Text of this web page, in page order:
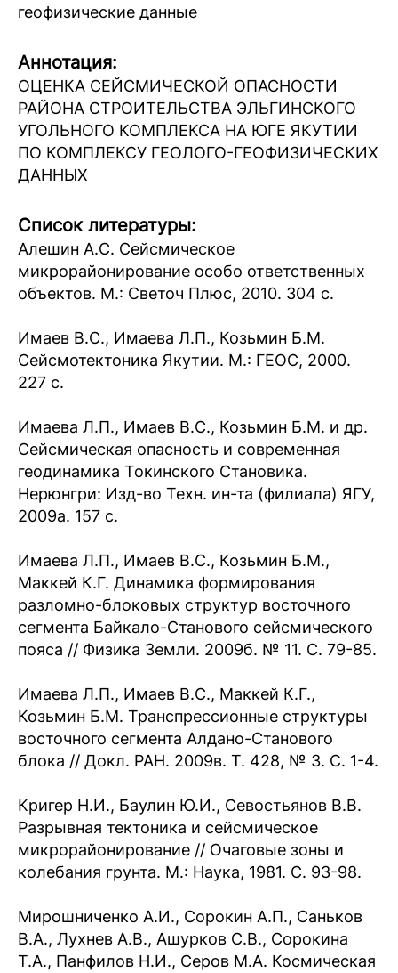
геофизические данные
Аннотация:
ОЦЕНКА СЕЙСМИЧЕСКОЙ ОПАСНОСТИ
РАЙОНА СТРОИТЕЛЬСТВА ЭЛЬГИНСКОГО
УГОЛЬНОГО КОМПЛЕКСА НА ЮГЕ ЯКУТИИ
ПО КОМПЛЕКСУ ГЕОЛОГО-ГЕОФИЗИЧЕСКИХ
ДАННЫХ
Список литературы:
Алешин А.С. Сейсмическое
микрорайонирование особо ответственных
объектов. М.: Светоч Плюс, 2010. 304 с.
Имаев В.С., Имаева Л.П., Козьмин Б.М.
Сейсмотектоника Якутии. М.: ГЕОС, 2000.
227 с.
Имаева Л.П., Имаев В.С., Козьмин Б.М. и др.
Сейсмическая опасность и современная
геодинамика Токинского Становика.
Нерюнгри: Изд-во Техн. ин-та (филиала) ЯГУ,
2009а. 157 с.
Имаева Л.П., Имаев В.С., Козьмин Б.М.,
Маккей К.Г. Динамика формирования
разломно-блоковых структур восточного
сегмента Байкало-Станового сейсмического
пояса // Физика Земли. 2009б. № 11. С. 79-85.
Имаева Л.П., Имаев В.С., Маккей К.Г.,
Козьмин Б.М. Транспрессионные структуры
восточного сегмента Алдано-Станового
блока // Докл. РАН. 2009в. Т. 428, № 3. С. 1-4.
Кригер Н.И., Баулин Ю.И., Севостьянов В.В.
Разрывная тектоника и сейсмическое
микрорайонирование // Очаговые зоны и
колебания грунта. М.: Наука, 1981. С. 93-98.
Мирошниченко А.И., Сорокин А.П., Саньков
В.А., Лухнев А.В., Ашурков С.В., Сорокина
Т.А., Панфилов Н.И., Серов М.А. Космическая